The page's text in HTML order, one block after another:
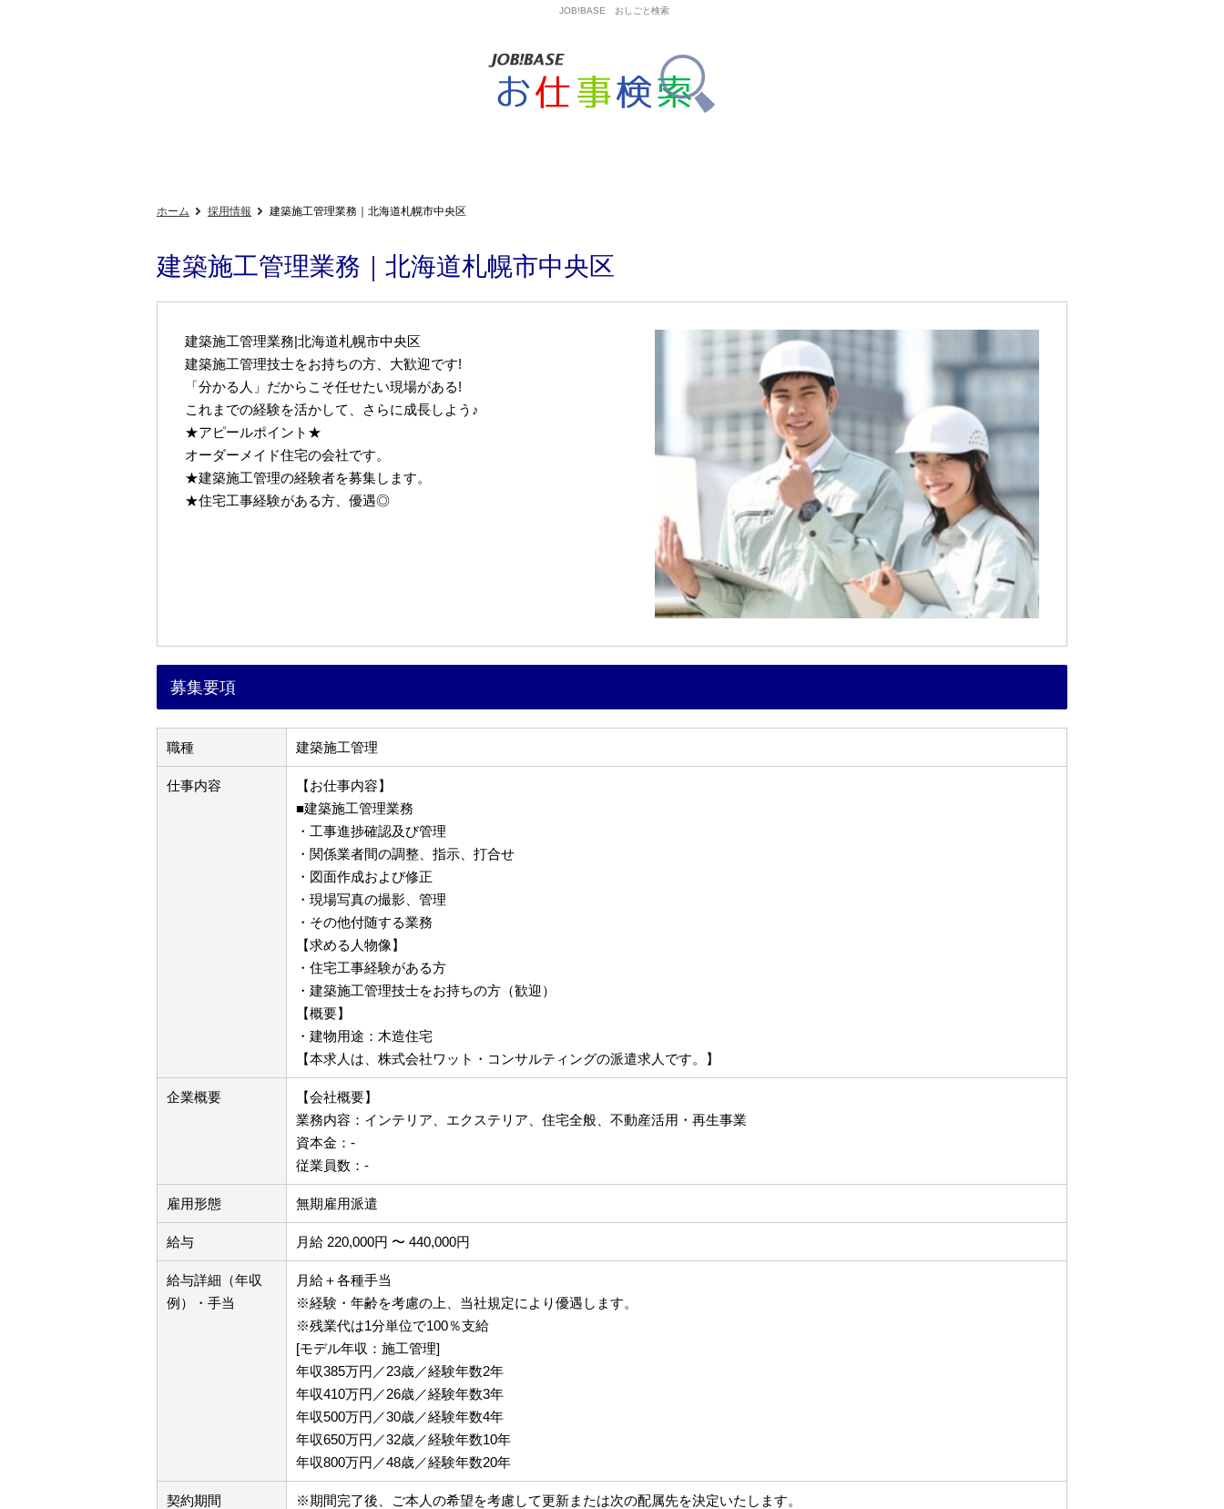
JOB!BASE おしごと検索
ホーム 採用情報 建築施工管理業務｜北海道札幌市中央区
建築施工管理業務｜北海道札幌市中央区
建築施工管理業務|北海道札幌市中央区
建築施工管理技士をお持ちの方、大歓迎です!
「分かる人」だからこそ任せたい現場がある!
これまでの経験を活かして、さらに成長しよう♪
★アピールポイント★
オーダーメイド住宅の会社です。
★建築施工管理の経験者を募集します。
★住宅工事経験がある方、優遇◎
募集要項
職種 建築施工管理
仕事内容
【お仕事内容】
■建築施工管理業務
・工事進捗確認及び管理
・関係業者間の調整、指示、打合せ
・図面作成および修正
・現場写真の撮影、管理
・その他付随する業務
【求める人物像】
・住宅工事経験がある方
・建築施工管理技士をお持ちの方（歓迎）
【概要】
・建物用途：木造住宅
【本求人は、株式会社ワット・コンサルティングの派遣求人です。】
企業概要
【会社概要】
業務内容：インテリア、エクステリア、住宅全般、不動産活用・再生事業
資本金：-
従業員数：-
雇用形態 無期雇用派遣
給与 月給 220,000円 〜 440,000円
給与詳細（年収
例）・手当
月給＋各種手当
※経験・年齢を考慮の上、当社規定により優遇します。
※残業代は1分単位で100％支給
[モデル年収：施工管理]
年収385万円／23歳／経験年数2年
年収410万円／26歳／経験年数3年
年収500万円／30歳／経験年数4年
年収650万円／32歳／経験年数10年
年収800万円／48歳／経験年数20年
契約期間 ※期間完了後、ご本人の希望を考慮して更新または次の配属先を決定いたします。